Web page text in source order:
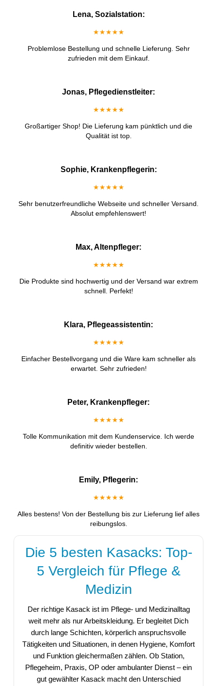
Lena, Sozialstation:
★★★★★
Problemlose Bestellung und schnelle Lieferung. Sehr
zufrieden mit dem Einkauf.
Jonas, Pflegedienstleiter:
★★★★★
Großartiger Shop! Die Lieferung kam pünktlich und die
Qualität ist top.
Sophie, Krankenpflegerin:
★★★★★
Sehr benutzerfreundliche Webseite und schneller Versand.
Absolut empfehlenswert!
Max, Altenpfleger:
★★★★★
Die Produkte sind hochwertig und der Versand war extrem
schnell. Perfekt!
Klara, Pflegeassistentin:
★★★★★
Einfacher Bestellvorgang und die Ware kam schneller als
erwartet. Sehr zufrieden!
Peter, Krankenpfleger:
★★★★★
Tolle Kommunikation mit dem Kundenservice. Ich werde
definitiv wieder bestellen.
Emily, Pflegerin:
★★★★★
Alles bestens! Von der Bestellung bis zur Lieferung lief alles
reibungslos.
Die 5 besten Kasacks: Top-
5 Vergleich für Pflege &
Medizin
Der richtige Kasack ist im Pflege- und Medizinalltag
weit mehr als nur Arbeitskleidung. Er begleitet Dich
durch lange Schichten, körperlich anspruchsvolle
Tätigkeiten und Situationen, in denen Hygiene, Komfort
und Funktion gleichermaßen zählen. Ob Station,
Pflegeheim, Praxis, OP oder ambulanter Dienst – ein
gut gewählter Kasack macht den Unterschied